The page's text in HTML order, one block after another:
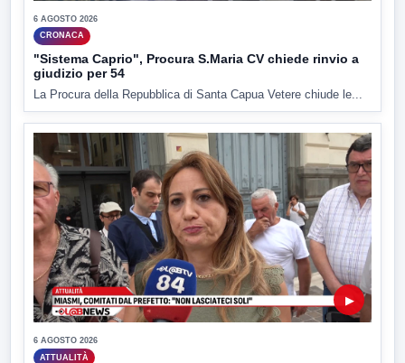
6 AGOSTO 2026
CRONACA
"Sistema Caprio", Procura S.Maria CV chiede rinvio a
giudizio per 54
La Procura della Repubblica di Santa Capua Vetere chiude le...
▶
6 AGOSTO 2026
ATTUALITÀ